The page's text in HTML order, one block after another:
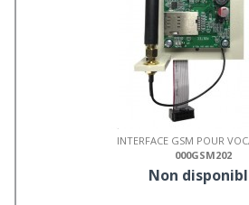
INTERFACE GSM POUR
000GSM202
Non